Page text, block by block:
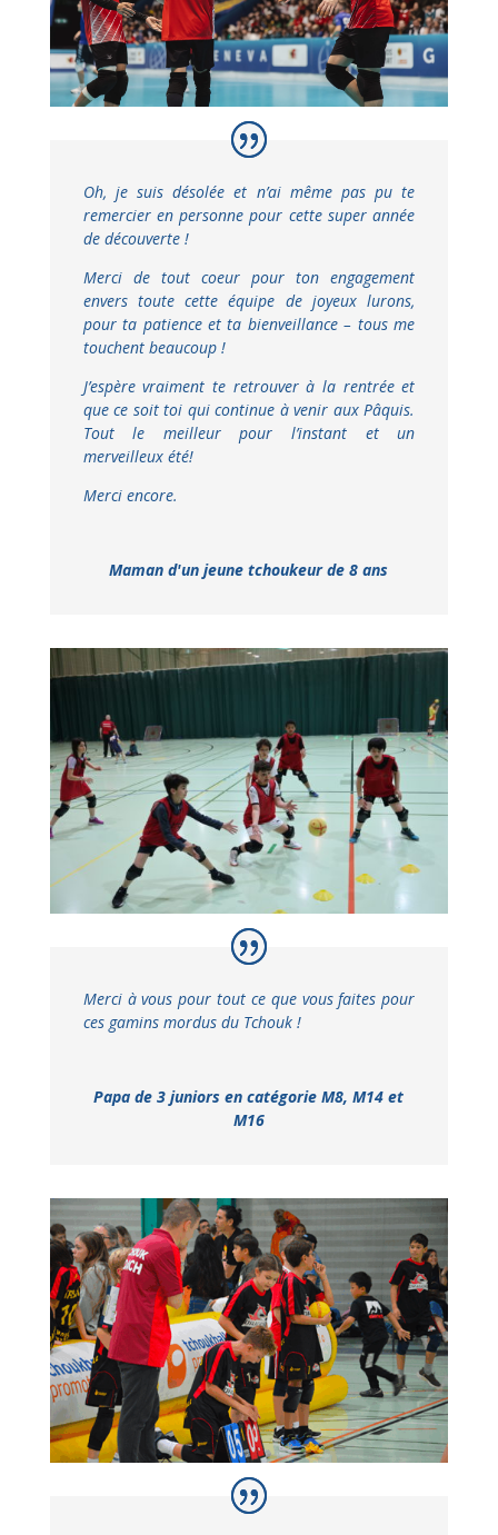
Oh, je suis désolée et n’ai même pas pu te
remercier en personne pour cette super année
de découverte !
Merci de tout coeur pour ton engagement
envers toute cette équipe de joyeux lurons,
pour ta patience et ta bienveillance – tous me
touchent beaucoup !
J’espère vraiment te retrouver à la rentrée et
que ce soit toi qui continue à venir aux Pâquis.
Tout le meilleur pour l’instant et un
merveilleux été!
Merci encore.
Maman d'un jeune tchoukeur de 8 ans
Merci à vous pour tout ce que vous faites pour
ces gamins mordus du Tchouk !
Papa de 3 juniors en catégorie M8, M14 et
M16